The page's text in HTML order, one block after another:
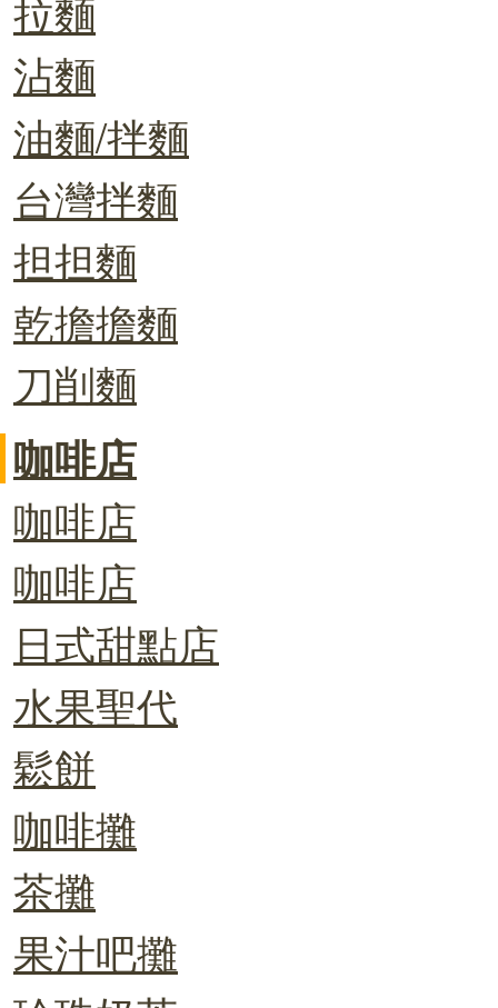
拉麵
沾麵
油麵/拌麵
台灣拌麵
担担麵
乾擔擔麵
刀削麵
咖啡店
咖啡店
咖啡店
日式甜點店
水果聖代
鬆餅
咖啡攤
茶攤
果汁吧攤